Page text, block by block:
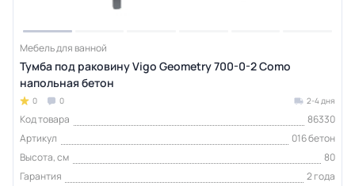
Мебель для ванной
Тумба под раковину Vigo Geometry 700-0-2 Como
напольная бетон
0 0 2-4 дня
Код товара
86330
Артикул
016 бетон
Высота, см
80
Гарантия
2 года